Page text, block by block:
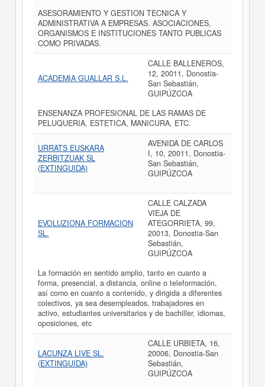
ASESORAMIENTO Y GESTION TECNICA Y
ADMINISTRATIVA A EMPRESAS. ASOCIACIONES,
ORGANISMOS E INSTITUCIONES TANTO PUBLICAS
COMO PRIVADAS.
ACADEMIA GUALLAR S.L.
CALLE BALLENEROS,
12, 20011, Donostia-
San Sebastián,
GUIPÚZCOA
ENSENANZA PROFESIONAL DE LAS RAMAS DE
PELUQUERIA, ESTETICA, MANICURA, ETC.
URRATS EUSKARA
ZERBITZUAK SL
(EXTINGUIDA)
AVENIDA DE CARLOS
I, 10, 20011, Donostia-
San Sebastián,
GUIPÚZCOA
EVOLUZIONA FORMACION
SL.
CALLE CALZADA
VIEJA DE
ATEGORRIETA, 99,
20013, Donostia-San
Sebastián,
GUIPÚZCOA
La formación en sentido amplio, tanto en cuanto a
forma, presencial, a distancia, online o teleformación,
así como en cuanto a contenido, y dirigida a diferentes
colectivos, ya sea desempleados, trabajadores en
activo, estudiantes universitarios y de bachiller, idiomas,
oposiciones, etc
LACUNZA LIVE SL.
(EXTINGUIDA)
CALLE URBIETA, 16,
20006, Donostia-San
Sebastián,
GUIPÚZCOA